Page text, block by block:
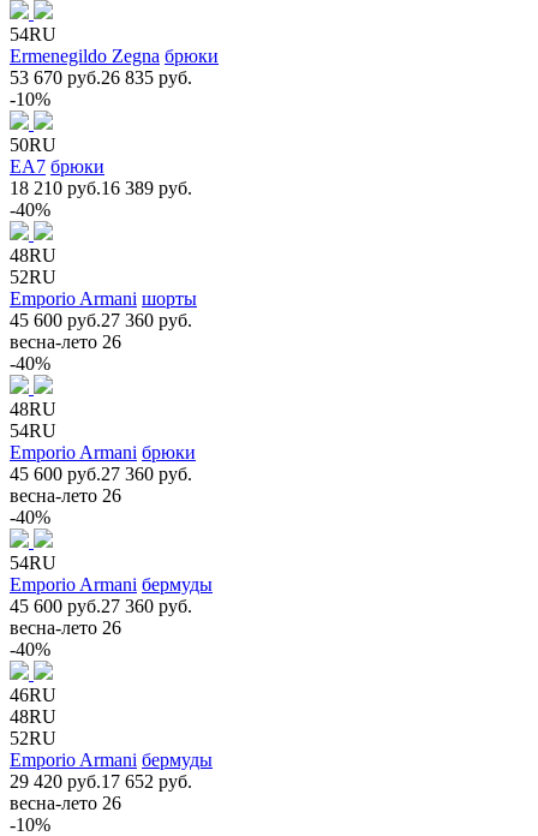
54RU
Ermenegildo Zegna брюки
53 670 руб.26 835 руб.
-10%
50RU
EA7 брюки
18 210 руб.16 389 руб.
-40%
48RU
52RU
Emporio Armani шорты
45 600 руб.27 360 руб.
весна-лето 26
-40%
48RU
54RU
Emporio Armani брюки
45 600 руб.27 360 руб.
весна-лето 26
-40%
54RU
Emporio Armani бермуды
45 600 руб.27 360 руб.
весна-лето 26
-40%
46RU
48RU
52RU
Emporio Armani бермуды
29 420 руб.17 652 руб.
весна-лето 26
-10%